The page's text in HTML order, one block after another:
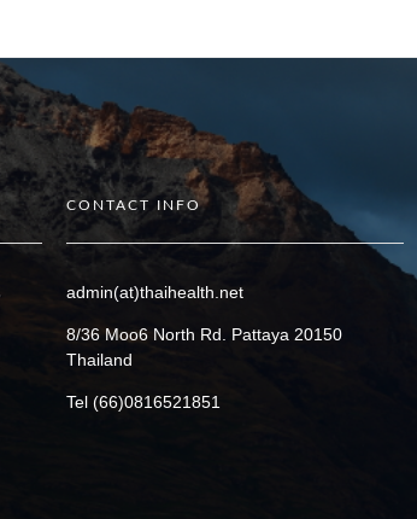
CONTACT INFO
admin(at)thaihealth.net
8/36 Moo6 North Rd. Pattaya 20150
Thailand
Tel (66)0816521851